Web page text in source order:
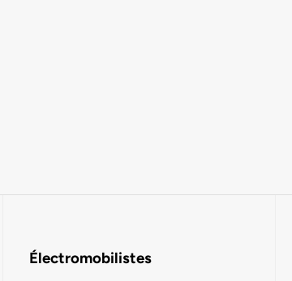
Électromobilistes